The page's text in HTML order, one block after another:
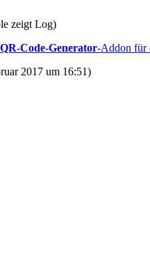
zeigt Log)
QR-Code-Generator-Addon für
2017 um 16:51)